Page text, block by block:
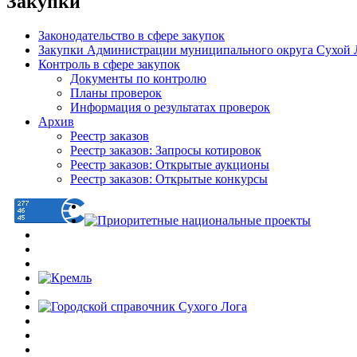
Законодательство в сфере закупок
Закупки Администрации муниципального округа Сухой
Контроль в сфере закупок
Документы по контролю
Планы проверок
Информация о результатах проверок
Архив
Реестр заказов
Реестр заказов: Запросы котировок
Реестр заказов: Открытые аукционы
Реестр заказов: Открытые конкурсы